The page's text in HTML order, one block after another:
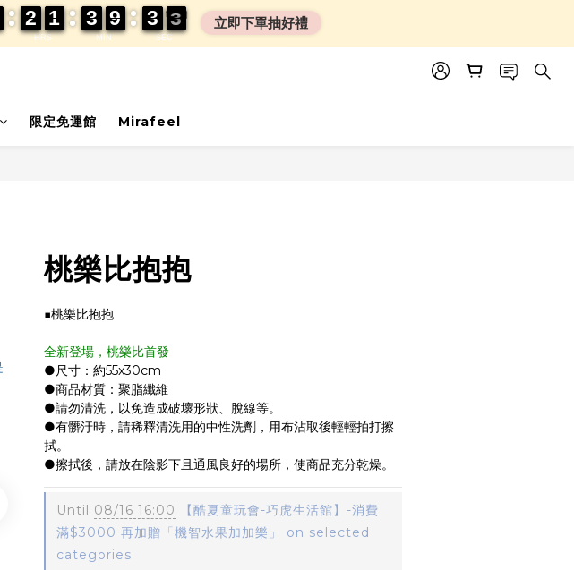
限定免運館 Mirafeel
桃樂比抱抱
■桃樂比抱抱
全新登場，桃樂比首發
●尺寸：約55x30cm
●商品材質：聚脂纖維
●請勿清洗，以免造成破壞形狀、脫線等。
●有髒汙時，請稀釋清洗用的中性洗劑，用布沾取後輕輕拍打擦
拭。
●擦拭後，請放在陰影下且通風良好的場所，使商品充分乾燥。
Until 08/16 16:00 【酷夏童玩會-巧虎生活館】-消費
滿$3000 再加贈「機智水果加加樂」 on selected
categories
HRS
2
2
2
2 1
1
1
1
MIN
3
3
3
3 9
9
9
9
SEC
3
3
3
3 0
0
1
1
1
1 立即下單抽好禮